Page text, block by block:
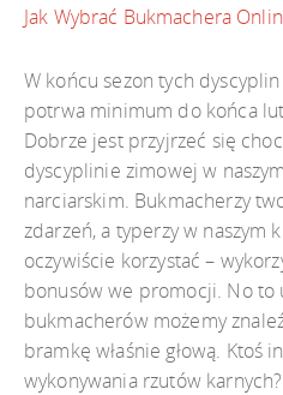
Jak Wybrać Bukmachera
W końcu sezon tych
potrwa minimum do końca
Dobrze jest przyjrzeć się
dyscyplinie zimowej w
narciarskim. Bukmacherzy
zdarzeń, a typerzy w naszym
oczywiście korzystać –
bonusów we promocji. No to
bukmacherów możemy
bramkę właśnie głową. Ktoś
wykonywania rzutów karnych?